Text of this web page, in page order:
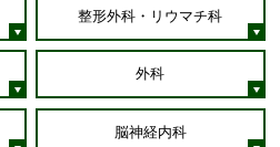
整形外科・リウマチ科
外科
脳神経内科